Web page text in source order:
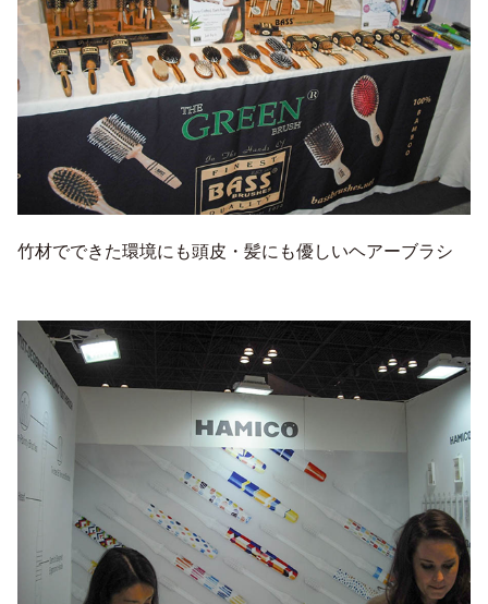
竹材でできた環境にも頭皮・髪にも優しいヘアーブラシ